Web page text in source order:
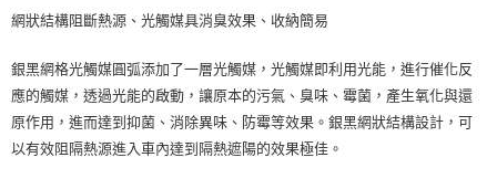
１．於結帳方式選擇「AFTEE先享後付」後，將跳轉至「AFTEE先享後付」
２．訂單成立數日內，您將收到繳費通知簡訊。
３．收到繳費通知簡訊後14天內，點擊此簡訊中的連結，可透過四大超商／
ATM／網路銀行／等多元方式進行付款，方視為交易完成。
全家取貨付款 (運費60$)
付款後全家取貨 (運費70$)
萊爾富取貨付款 (運費70$)
網狀結構阻斷熱源、光觸媒具消臭效果、收納簡易
銀黑網格光觸媒圓弧添加了一層光觸媒，光觸媒即利用光能，進行催化反
應的觸媒，透過光能的啟動，讓原本的污氣、臭味、霉菌，產生氧化與還
原作用，進而達到抑菌、消除異味、防霉等效果。銀黑網狀結構設計，可
以有效阻隔熱源進入車內達到隔熱遮陽的效果極佳。